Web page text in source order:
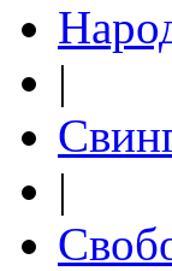
|
|